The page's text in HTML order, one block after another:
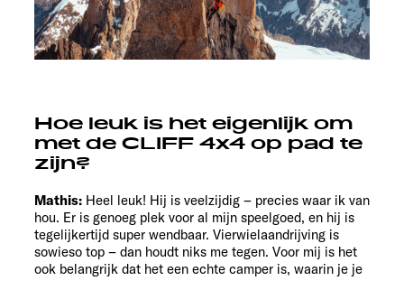
Hoe leuk is het eigenlijk om
met de CLIFF 4x4 op pad te
zijn?
Mathis: Heel leuk! Hij is veelzijdig – precies waar ik van
hou. Er is genoeg plek voor al mijn speelgoed, en hij is
tegelijkertijd super wendbaar. Vierwielaandrijving is
sowieso top – dan houdt niks me tegen. Voor mij is het
ook belangrijk dat het een echte camper is, waarin je je